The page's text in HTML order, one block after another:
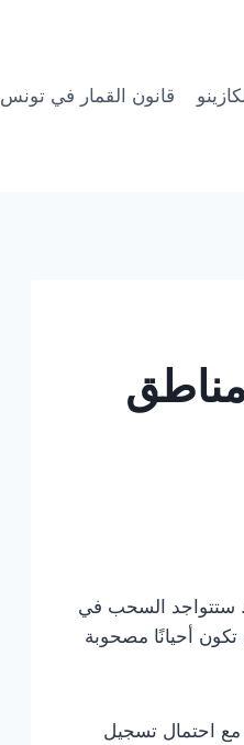
قانون القمار في تونس
أنحاء البلاد. ستتواجد السحب في
أحيانًا مصحوبة
مع احتمال تسجيل